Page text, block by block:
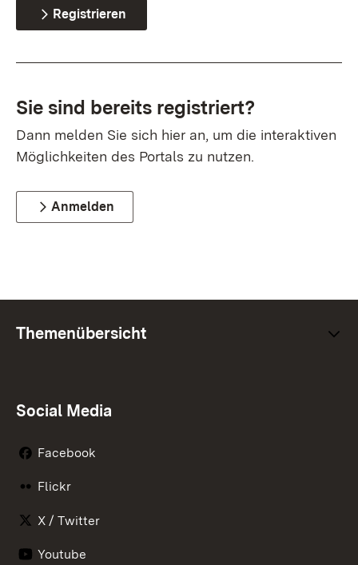
Registrieren
Sie sind bereits registriert?
Dann melden Sie sich hier an, um die interaktiven
Möglichkeiten des Portals zu nutzen.
Anmelden
Themenübersicht
Social Media
Facebook
Flickr
X / Twitter
Youtube